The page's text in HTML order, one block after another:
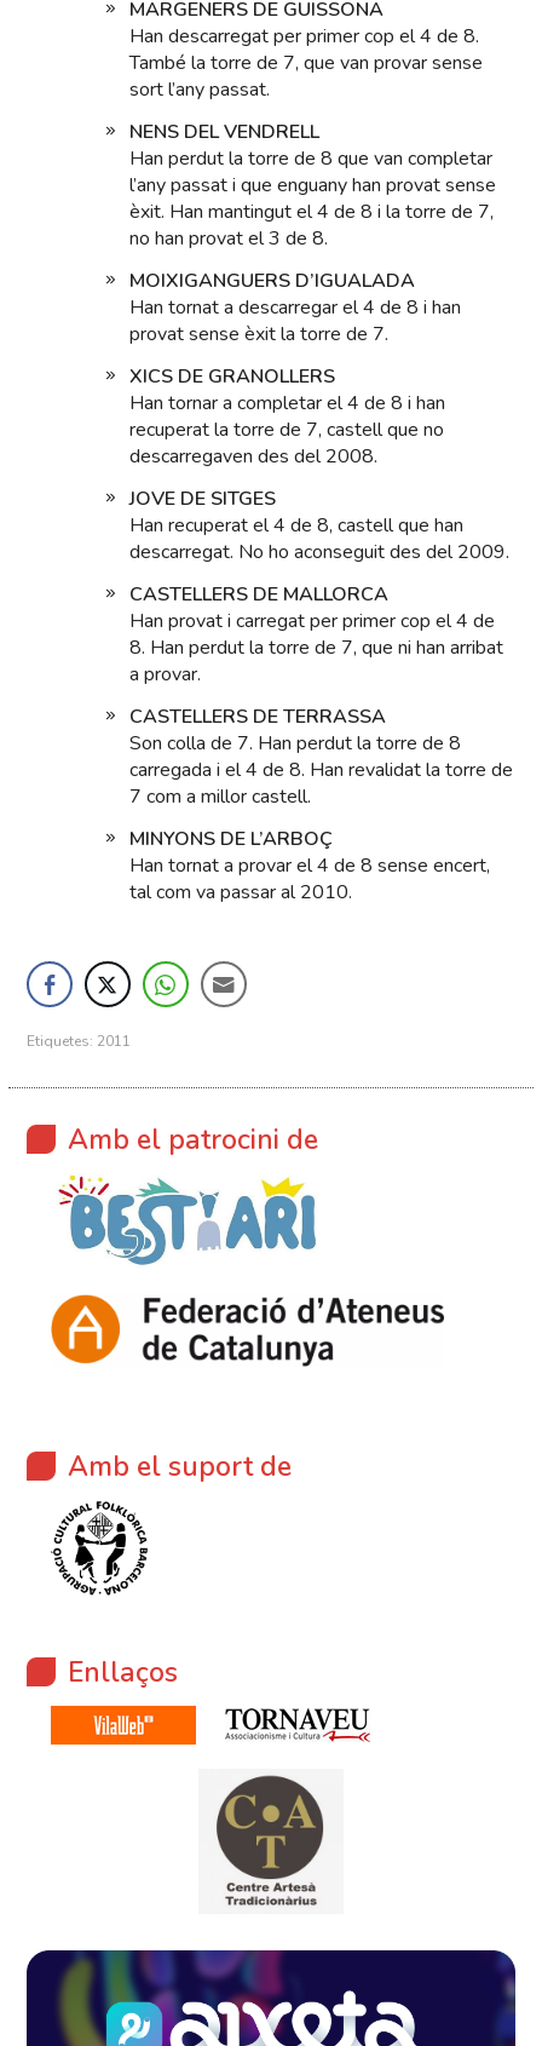
MARGENERS DE GUISSONA
Han descarregat per primer cop el 4 de 8.
També la torre de 7, que van provar sense
sort l’any passat.
NENS DEL VENDRELL
Han perdut la torre de 8 que van completar
l’any passat i que enguany han provat sense
èxit. Han mantingut el 4 de 8 i la torre de 7,
no han provat el 3 de 8.
MOIXIGANGUERS D’IGUALADA
Han tornat a descarregar el 4 de 8 i han
provat sense èxit la torre de 7.
XICS DE GRANOLLERS
Han tornar a completar el 4 de 8 i han
recuperat la torre de 7, castell que no
descarregaven des del 2008.
JOVE DE SITGES
Han recuperat el 4 de 8, castell que han
descarregat. No ho aconseguit des del 2009.
CASTELLERS DE MALLORCA
Han provat i carregat per primer cop el 4 de
8. Han perdut la torre de 7, que ni han arribat
a provar.
CASTELLERS DE TERRASSA
Son colla de 7. Han perdut la torre de 8
carregada i el 4 de 8. Han revalidat la torre de
7 com a millor castell.
MINYONS DE L’ARBOÇ
Han tornat a provar el 4 de 8 sense encert,
tal com va passar al 2010.
Etiquetes: 2011
Amb el patrocini de
Amb el suport de
Enllaços